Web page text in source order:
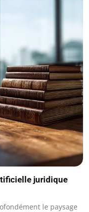
juridique
le paysage